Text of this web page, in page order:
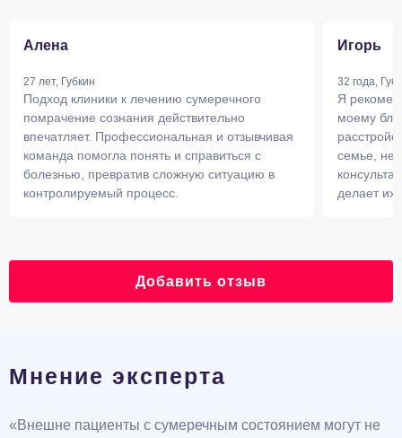
Алена
27 лет, Губкин
Подход клиники к лечению сумеречного
помрачение сознания действительно
впечатляет. Профессиональная и отзывчивая
команда помогла понять и справиться с
болезнью, превратив сложную ситуацию в
контролируемый процесс.
Игорь
32 года,
Я
моему
семье,
делает их
Добавить отзыв
Мнение эксперта
«Внешне пациенты с сумеречным состоянием могут не